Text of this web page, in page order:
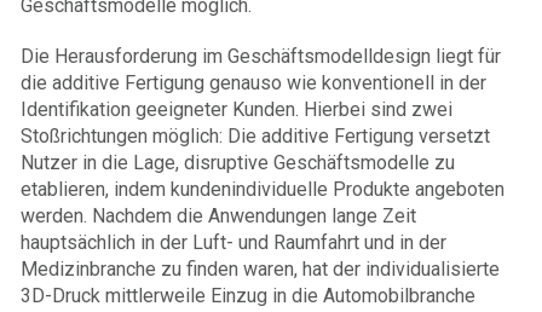
Geschäftsmodelle möglich.
Die Herausforderung im Geschäftsmodelldesign liegt für
die additive Fertigung genauso wie konventionell in der
Identifikation geeigneter Kunden. Hierbei sind zwei
Stoßrichtungen möglich: Die additive Fertigung versetzt
Nutzer in die Lage, disruptive Geschäftsmodelle zu
etablieren, indem kundenindividuelle Produkte angeboten
werden. Nachdem die Anwendungen lange Zeit
hauptsächlich in der Luft- und Raumfahrt und in der
Medizinbranche zu finden waren, hat der individualisierte
3D-Druck mittlerweile Einzug in die Automobilbranche